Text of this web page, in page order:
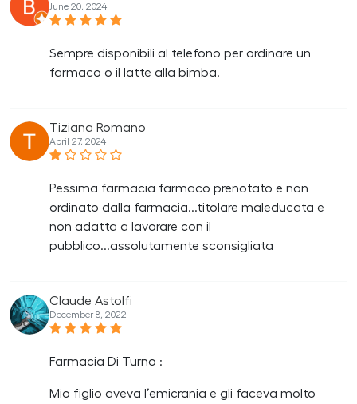
June 20, 2024
Sempre disponibili al telefono per ordinare un
farmaco o il latte alla bimba.
Tiziana Romano
April 27, 2024
Pessima farmacia farmaco prenotato e non
ordinato dalla farmacia...titolare maleducata e
non adatta a lavorare con il
pubblico...assolutamente sconsigliata
Claude Astolfi
December 8, 2022
Farmacia Di Turno :
Mio figlio aveva l’emicrania e gli faceva molto